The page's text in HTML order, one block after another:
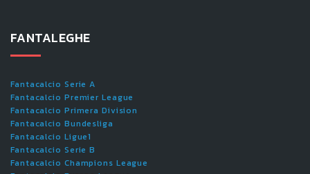
FANTALEGHE
Fantacalcio Serie A
Fantacalcio Premier League
Fantacalcio Primera Division
Fantacalcio Bundesliga
Fantacalcio Ligue1
Fantacalcio Serie B
Fantacalcio Champions League